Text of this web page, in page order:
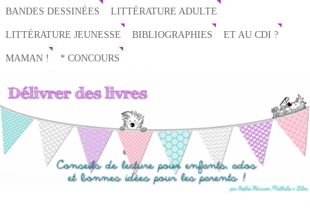
BANDES DESSINÉES LITTÉRATURE ADULTE
LITTÉRATURE JEUNESSE BIBLIOGRAPHIES ET AU CDI ?
MAMAN ! * CONCOURS